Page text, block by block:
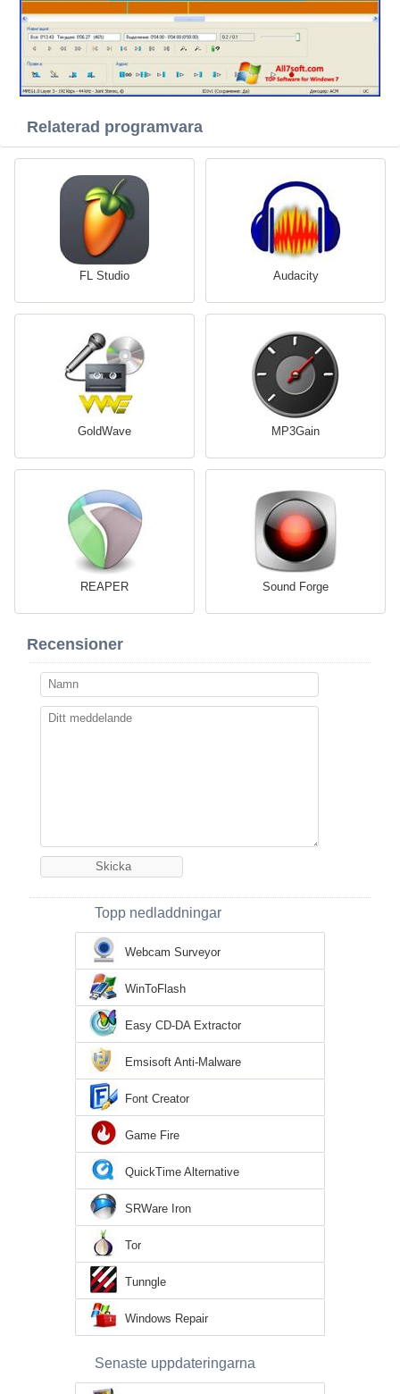
Relaterad programvara
FL Studio Audacity
GoldWave MP3Gain
REAPER Sound Forge
Recensioner
Topp nedladdningar
Webcam Surveyor
WinToFlash
Easy CD-DA Extractor
Emsisoft Anti-Malware
Font Creator
Game Fire
QuickTime Alternative
SRWare Iron
Tor
Tunngle
Windows Repair
Senaste uppdateringarna